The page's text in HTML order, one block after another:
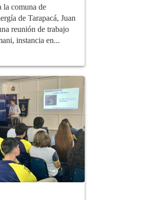
la comuna de
de Tarapacá, Juan
reunión de trabajo
instancia en...